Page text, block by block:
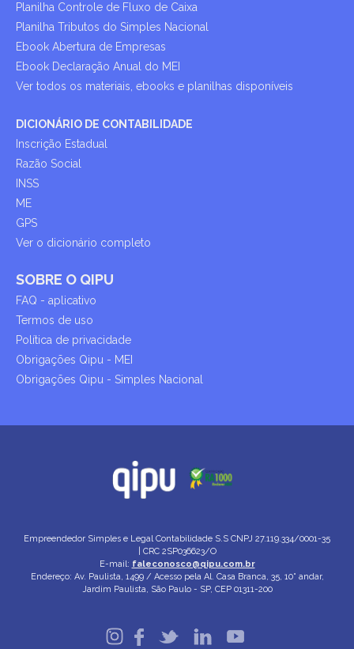
Planilha Controle de Fluxo de Caixa
Planilha Tributos do Simples Nacional
Ebook Abertura de Empresas
Ebook Declaração Anual do MEI
Ver todos os materiais, ebooks e planilhas disponíveis
DICIONÁRIO DE CONTABILIDADE
Inscrição Estadual
Razão Social
INSS
ME
GPS
Ver o dicionário completo
SOBRE O QIPU
FAQ - aplicativo
Termos de uso
Política de privacidade
Obrigações Qipu - MEI
Obrigações Qipu - Simples Nacional
Empreendedor Simples e Legal Contabilidade S.S CNPJ 27.119.334/0001-35
| CRC 2SP036623/O
E-mail: faleconosco@qipu.com.br
Endereço: Av. Paulista, 1499 / Acesso pela Al. Casa Branca, 35, 10° andar,
Jardim Paulista, São Paulo - SP, CEP 01311-200